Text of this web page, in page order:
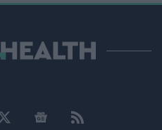
προτιμήσεις
14:41